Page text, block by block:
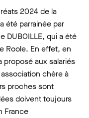
2024 de la
été parrainée par
DUBOILLE, qui a été
Roole. En effet, en
proposé aux salariés
chère à
proches sont
doivent toujours
France